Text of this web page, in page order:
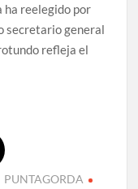
ha reelegido por
secretario general
refleja el
PUNTAGORDA